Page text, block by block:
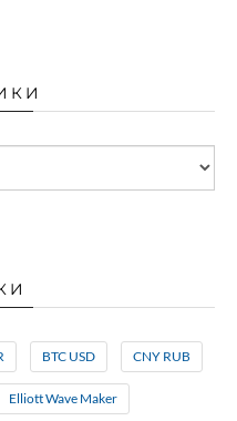
BTC USD CNY RUB
Elliott Wave Maker